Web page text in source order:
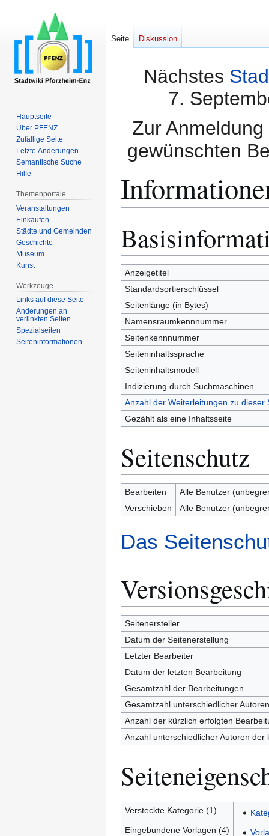
Nächstes
7.
Zur
gewünschten
Navigation
Suche
Anzeigetitel
Standardsortierschlüssel
Seitenlänge (in Bytes)
Namensraumkennnummer
Seitenkennnummer
Seiteninhaltssprache
Seiteninhaltsmodell
Indizierung durch Suchmaschinen
Anzahl der Weiterleitungen zu dieser
Gezählt als eine Inhaltsseite
Seitenschutz
Bearbeiten
Alle Benutzer
Verschieben
Alle Benutzer
Das
Seitenersteller
Datum der Seitenerstellung
Letzter Bearbeiter
Datum der letzten Bearbeitung
Gesamtzahl der Bearbeitungen
Gesamtzahl unterschiedlicher Autoren
Anzahl der kürzlich erfolgten
Anzahl unterschiedlicher Autoren
Versteckte Kategorie (1)
Eingebundene Vorlagen (4)
Seite Diskussion
Hauptseite
Über PFENZ
Zufällige Seite
Letzte Änderungen
Semantische Suche
Hilfe
Themenportale
Veranstaltungen
Einkaufen
Städte und Gemeinden
Geschichte
Museum
Kunst
Werkzeuge
Links auf diese Seite
Änderungen an
verlinkten Seiten
Spezialseiten
Seiten­­informationen